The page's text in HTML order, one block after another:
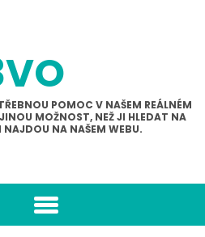
POMOC V NAŠEM REÁLNÉM
MOŽNOST, NEŽ JI HLEDAT NA
NAJDOU NA NAŠEM WEBU.